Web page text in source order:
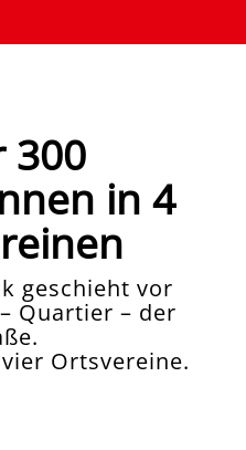
300
in 4
geschieht vor
Quartier – der
Ortsvereine.